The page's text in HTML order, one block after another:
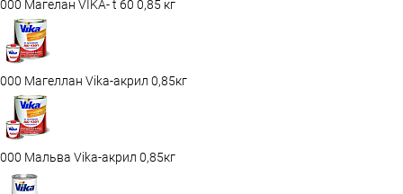
000 Магелан VIKA- t 60 0,85 кг
000 Магеллан Vika-акрил 0,85кг
000 Мальва Vika-акрил 0,85кг